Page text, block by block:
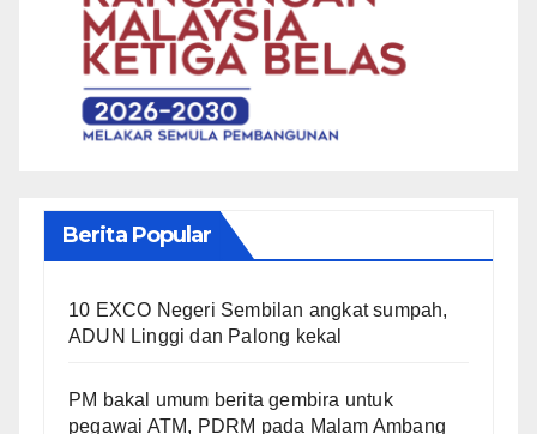
Berita Popular
10 EXCO Negeri Sembilan angkat sumpah,
ADUN Linggi dan Palong kekal
PM bakal umum berita gembira untuk
pegawai ATM, PDRM pada Malam Ambang